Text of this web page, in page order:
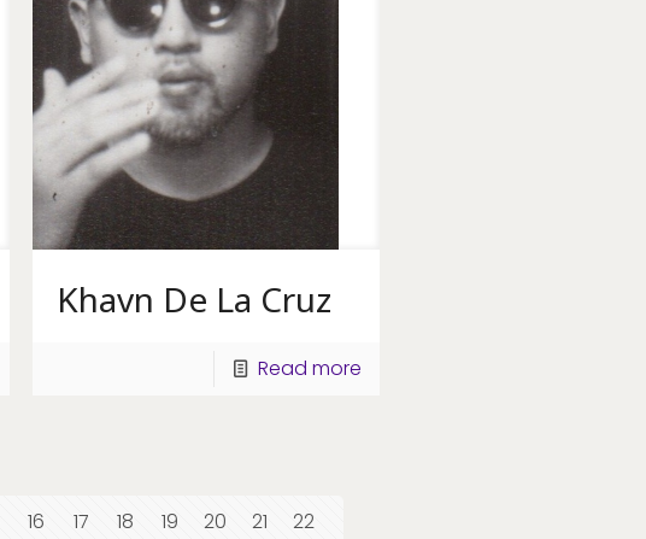
Khavn De La Cruz
Read more
16 17 18 19 20 21
22